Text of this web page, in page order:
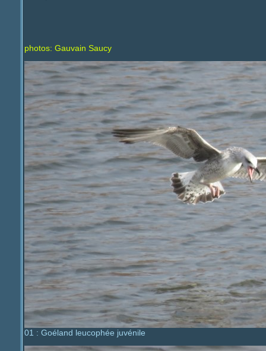
photos: Gauvain Saucy
01 : Goéland leucophée juvénile